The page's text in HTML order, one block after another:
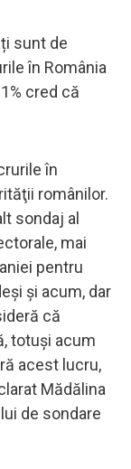
sunt de
în România
cred că
în
românilor.
sondaj al
mai
pentru
şi acum, dar
că
totuşi acum
acest lucru,
Mădălina
de sondare